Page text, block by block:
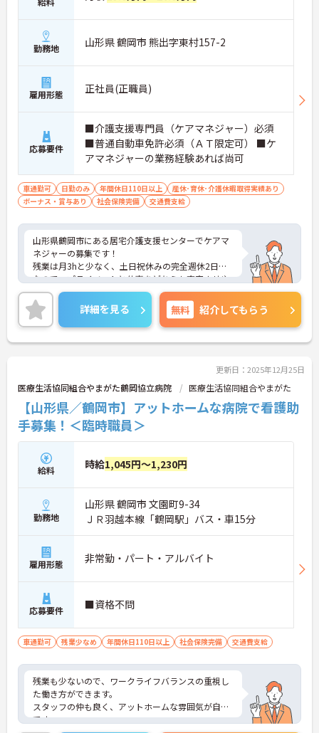
勤務地 山形県 鶴岡市 熊出字東村157-2
雇用形態 正社員(正職員)
応募要件
■介護支援専門員（ケアマネジャー）必須
■普通自動車免許必須（ＡＴ限定可） ■ケ
アマネジャーの業務経験あれば尚可
車通勤可 日勤のみ 年間休日110日以上
産休･育休･介護休暇取得実績あり
ボーナス・賞与あり
社会保険完備 交通費支給
山形県鶴岡市にある居宅介護支援センターでケアマ
ネジャーの募集です！
残業は月3hと少なく、土日祝休みの完全週休2日制
なので、プライベートと仕事をどちらも充実させや
すい♪
賞与の過去実績は3.27ヶ月分！他にも交通費、処遇
改善手当も支給されるので金銭面も安心です◎
ご興味のある方には、面接対策ポイントなど、さら
に詳細をお話しいたしますのでお気軽にご相談くだ
詳細を見る 無料 紹介してもらう
更新日：2025年12月25日
医療生活協同組合やまがた鶴岡協立病院 医療生活協同組合やまがた
【山形県／鶴岡市】アットホームな病院で看護助
手募集！＜臨時職員＞
給料 時給1,045円～1,230円
勤務地
山形県 鶴岡市 文園町9-34
ＪＲ羽越本線「鶴岡駅」バス・車15分
雇用形態 非常勤・パート・アルバイト
応募要件 ■資格不問
車通勤可 残業少なめ 年間休日110日以上 社会保険完備 交通費支給
残業も少ないので、ワークライフバランスの重視し
た働き方ができます。
スタッフの仲も良く、アットホームな雰囲気が自慢
です。